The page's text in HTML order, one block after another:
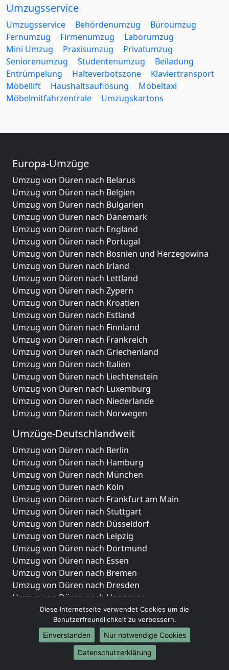
Umzugsservice
Umzugsservice Behördenumzug
Büroumzug
Fernumzug
Firmenumzug
Laborumzug
Mini Umzug
Praxisumzug
Privatumzug
Seniorenumzug
Studentenumzug
Beiladung
Entrümpelung
Halteverbotszone
Klaviertransport
Möbellift
Haushaltsauflösung
Möbeltaxi
Möbelmitfahrzentrale
Umzugskartons
Europa-Umzüge
Umzug von Düren nach Belarus
Umzug von Düren nach Belgien
Umzug von Düren nach Bulgarien
Umzug von Düren nach Dänemark
Umzug von Düren nach England
Umzug von Düren nach Portugal
Umzug von Düren nach Bosnien und Herzegowina
Umzug von Düren nach Irland
Umzug von Düren nach Lettland
Umzug von Düren nach Zypern
Umzug von Düren nach Kroatien
Umzug von Düren nach Estland
Umzug von Düren nach Finnland
Umzug von Düren nach Frankreich
Umzug von Düren nach Griechenland
Umzug von Düren nach Italien
Umzug von Düren nach Liechtenstein
Umzug von Düren nach Luxemburg
Umzug von Düren nach Niederlande
Umzug von Düren nach Norwegen
Umzüge-Deutschlandweit
Umzug von Düren nach Berlin
Umzug von Düren nach Hamburg
Umzug von Düren nach München
Umzug von Düren nach Köln
Umzug von Düren nach Frankfurt am Main
Umzug von Düren nach Stuttgart
Umzug von Düren nach Düsseldorf
Umzug von Düren nach Leipzig
Umzug von Düren nach Dortmund
Umzug von Düren nach Essen
Umzug von Düren nach Bremen
Umzug von Düren nach Dresden
Umzug von Düren nach Hannover
Umzug von Düren nach Nürnberg
Umzug von Düren nach Duisburg
Umzug von Düren nach Bochum
Umzug von Düren nach Wuppertal
Umzug von Düren nach Bielefeld
Diese Internetseite verwendet Cookies um die
Benutzerfreundlichkeit zu verbessern.
Einverstanden
Nur notwendige Cookies
Datenschutzerklärung